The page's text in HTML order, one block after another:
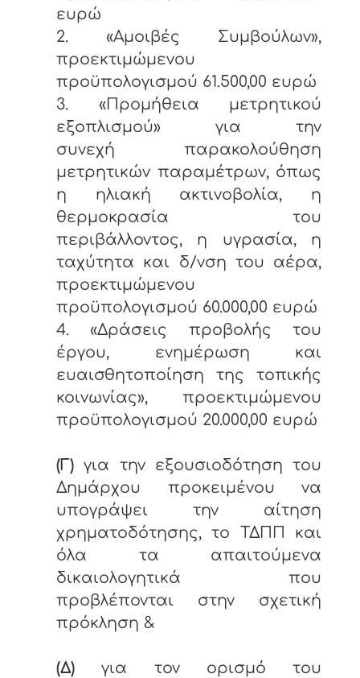
ευρώ
2. «Αμοιβές Συμβούλων»,
προεκτιμώμενου
προϋπολογισμού 61.500,00 ευρώ
3. «Προμήθεια μετρητικού
εξοπλισμού» για την
συνεχή παρακολούθηση
μετρητικών παραμέτρων, όπως
η ηλιακή ακτινοβολία, η
θερμοκρασία του
περιβάλλοντος, η υγρασία, η
ταχύτητα και δ/νση του αέρα,
προεκτιμώμενου
προϋπολογισμού 60.000,00 ευρώ
4. «Δράσεις προβολής του
έργου, ενημέρωση και
ευαισθητοποίηση της τοπικής
κοινωνίας», προεκτιμώμενου
προϋπολογισμού 20.000,00 ευρώ
(Γ) για την εξουσιοδότηση του
Δημάρχου προκειμένου να
υπογράψει την αίτηση
χρηματοδότησης, το ΤΔΠΠ και
όλα τα απαιτούμενα
δικαιολογητικά που
προβλέπονται στην σχετική
πρόκληση &
(Δ) για τον ορισμό του